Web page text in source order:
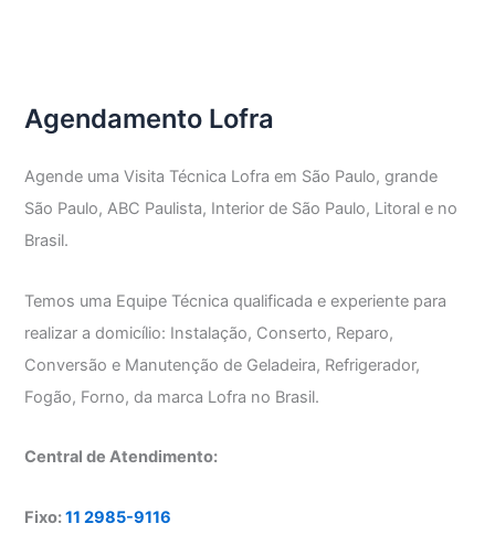
Agendamento Lofra
Agende uma Visita Técnica Lofra em São Paulo, grande
São Paulo, ABC Paulista, Interior de São Paulo, Litoral e no
Brasil.
Temos uma Equipe Técnica qualificada e experiente para
realizar a domicílio: Instalação, Conserto, Reparo,
Conversão e Manutenção de Geladeira, Refrigerador,
Fogão, Forno, da marca Lofra no Brasil.
Central de Atendimento:
Fixo:11 2985-9116